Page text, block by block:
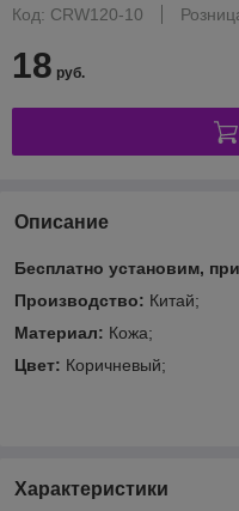
Код: CRW120-10
18 руб.
Описание
Бесплатно установим,
Производство: Китай;
Материал: Кожа;
Цвет: Коричневый;
Характеристики